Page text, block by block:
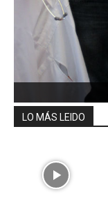
LO MÁS LEIDO